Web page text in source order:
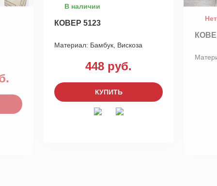
В наличии
КОВЕР 5123
Материал: Бамбук, Вискоза
448 руб.
КУПИТЬ